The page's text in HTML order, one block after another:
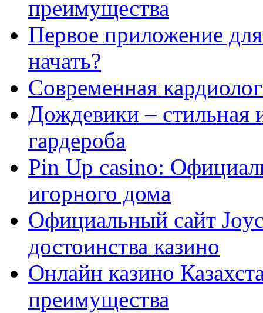
преимущества
Первое приложение
начать?
Современная
Дождевики – стильная
гардероба
Pin Up casino:
игорного дома
Официальный сайт
достоинства казино
Онлайн казино
преимущества